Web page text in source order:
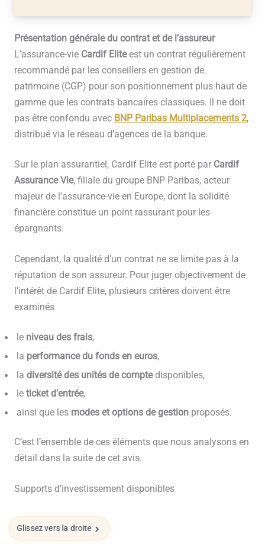
Présentation générale du contrat et de l’assureur
L’assurance-vie Cardif Eliteest un contrat régulièrement
recommandé par les conseillers en gestion de
patrimoine (CGP) pour son positionnement plus haut de
gamme que les contrats bancaires classiques. Il ne doit
pas être confondu avec BNP Paribas Multiplacements 2,
distribué via le réseau d’agences de la banque.
Sur le plan assurantiel, Cardif Elite est porté par Cardif
Assurance Vie, filiale du groupe BNP Paribas, acteur
majeur de l’assurance-vie en Europe, dont la solidité
financière constitue un point rassurant pour les
épargnants.
Cependant, la qualité d’un contrat ne se limite pas à la
réputation de son assureur. Pour juger objectivement de
l’intérêt de Cardif Elite, plusieurs critères doivent être
examinés
le niveau des frais,
la performance du fonds en euros,
la diversité des unités de comptedisponibles,
le ticket d’entrée,
ainsi que les modes et options de gestionproposés.
C’est l’ensemble de ces éléments que nous analysons en
détail dans la suite de cet avis.
Supports d’investissement disponibles
Glissez vers la droite